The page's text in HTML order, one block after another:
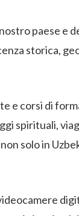
paese e
storica,
e corsi di
spirituali,
solo in